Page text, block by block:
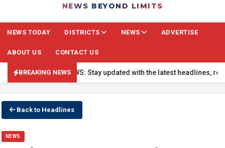
NEWS BEYOND LIMITS
NEWS TODAY DISTRICTS NEWS ADVERTISE
ABOUT US CONTACT US
BREAKING NEWS
BREAKING NEWS: Stay updated with the latest headlines, real-
Back to Headlines
NEWS